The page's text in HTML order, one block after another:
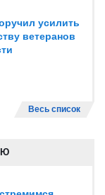
усилить
ветеранов
Весь список